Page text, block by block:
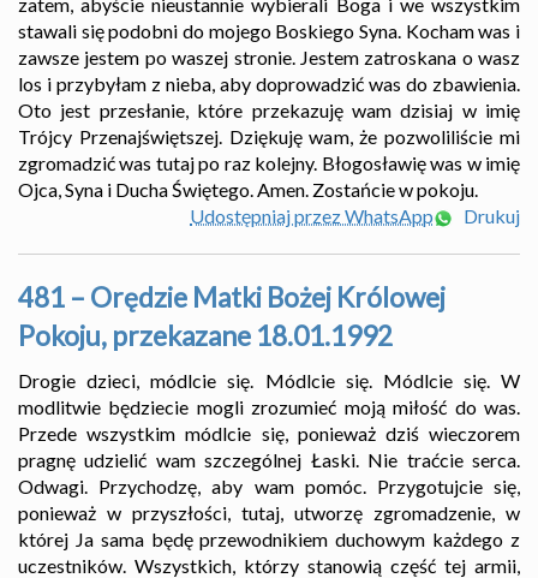
stawali się podobni do mojego Boskiego Syna. Kocham was i
zawsze jestem po waszej stronie. Jestem zatroskana o wasz
los i przybyłam z nieba, aby doprowadzić was do zbawienia.
Oto jest przesłanie, które przekazuję wam dzisiaj w imię
Trójcy Przenajświętszej. Dziękuję wam, że pozwoliliście mi
zgromadzić was tutaj po raz kolejny. Błogosławię was w imię
Ojca, Syna i Ducha Świętego. Amen. Zostańcie w pokoju.
Udostępniaj przez WhatsApp
Drukuj
481 – Orędzie Matki Bożej Królowej
Pokoju, przekazane 18.01.1992
Drogie dzieci, módlcie się. Módlcie się. Módlcie się. W
modlitwie będziecie mogli zrozumieć moją miłość do was.
Przede wszystkim módlcie się, ponieważ dziś wieczorem
pragnę udzielić wam szczególnej Łaski. Nie traćcie serca.
Odwagi. Przychodzę, aby wam pomóc. Przygotujcie się,
ponieważ w przyszłości, tutaj, utworzę zgromadzenie, w
której Ja sama będę przewodnikiem duchowym każdego z
uczestników. Wszystkich, którzy stanowią część tej armii,